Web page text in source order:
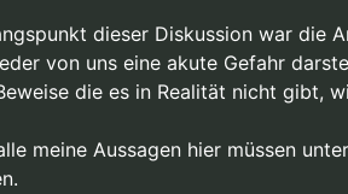
sagte inPädophile Fantasien "stoppen":
von einer Person …”
wir der Sache schon näher. Ich
dieser Diskussion war die
von uns eine akute Gefahr
die es in Realität nicht gibt,
meine Aussagen hier müssen